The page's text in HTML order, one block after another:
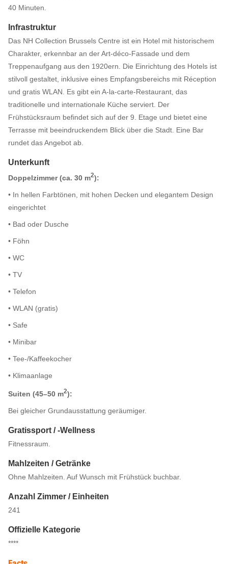
40 Minuten.
Infrastruktur
Das NH Collection Brussels Centre ist ein Hotel mit historischem
Charakter, erkennbar an der Art-déco-Fassade und dem
Treppenaufgang aus den 1920ern. Die Einrichtung des Hotels ist
stilvoll gestaltet, inklusive eines Empfangsbereichs mit Réception
und gratis WLAN. Es gibt ein A-la-carte-Restaurant, das
traditionelle und internationale Küche serviert. Der
Frühstücksraum befindet sich auf der 9. Etage und bietet eine
Terrasse mit beeindruckendem Blick über die Stadt. Eine Bar
rundet das Angebot ab.
Unterkunft
Doppelzimmer (ca. 30 m2):
• In hellen Farbtönen, mit hohen Decken und elegantem Design
eingerichtet
• Bad oder Dusche
• Föhn
• WC
• TV
• Telefon
• WLAN (gratis)
• Safe
• Minibar
• Tee-/Kaffeekocher
• Klimaanlage
Suiten (45–50 m2):
Bei gleicher Grundausstattung geräumiger.
Gratissport / -Wellness
Fitnessraum.
Mahlzeiten / Getränke
Ohne Mahlzeiten. Auf Wunsch mit Frühstück buchbar.
Anzahl Zimmer / Einheiten
241
Offizielle Kategorie
****